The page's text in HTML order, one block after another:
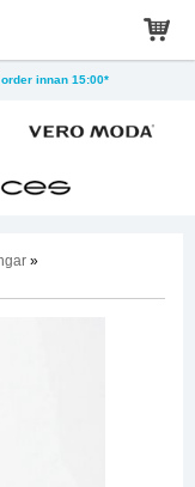
innan 15:00*
»